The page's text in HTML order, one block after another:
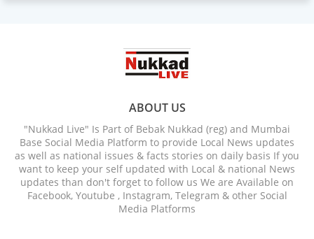
ABOUT US
"Nukkad Live" Is Part of Bebak Nukkad (reg) and Mumbai
Base Social Media Platform to provide Local News updates
as well as national issues & facts stories on daily basis If you
want to keep your self updated with Local & national News
updates than don't forget to follow us We are Available on
Facebook, Youtube , Instagram, Telegram & other Social
Media Platforms